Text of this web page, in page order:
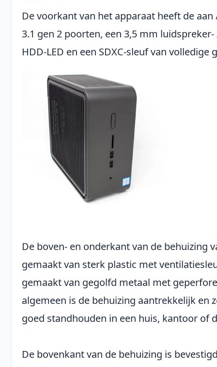
De voorkant van het apparaat heeft de aan
3.1 gen 2 poorten, een 3,5 mm
HDD-LED en een SDXC-sleuf van volledige
De boven- en onderkant van de behuizing
gemaakt van sterk plastic met
gemaakt van gegolfd metaal met
algemeen is de behuizing aantrekkelijk en
goed standhouden in een huis, kantoor of
De bovenkant van de behuizing is